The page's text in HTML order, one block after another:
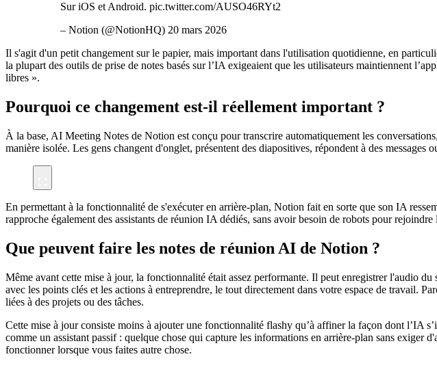
Sur iOS et Android. pic.twitter.com/AUSO46RYt2
– Notion (@NotionHQ) 20 mars 2026
Il s'agit d'un petit changement sur le papier, mais important dans l'utilisation quotidienne, en
la plupart des outils de prise de notes basés sur l’IA exigeaient que les utilisateurs maintiennent
libres ».
Pourquoi ce changement est-il réellement important ?
À la base, AI Meeting Notes de Notion est conçu pour transcrire automatiquement les
manière isolée. Les gens changent d'onglet, présentent des diapositives, répondent à des messages
En permettant à la fonctionnalité de s'exécuter en arrière-plan, Notion fait en sorte que son IA
rapproche également des assistants de réunion IA dédiés, sans avoir besoin de robots pour
Que peuvent faire les notes de réunion AI de Notion ?
Même avant cette mise à jour, la fonctionnalité était assez performante. Il peut enregistrer l'audio
avec les points clés et les actions à entreprendre, le tout directement dans votre espace de travail.
liées à des projets ou des tâches.
Cette mise à jour consiste moins à ajouter une fonctionnalité flashy qu’à affiner la façon dont l’IA
comme un assistant passif : quelque chose qui capture les informations en arrière-plan sans exiger
fonctionner lorsque vous faites autre chose.